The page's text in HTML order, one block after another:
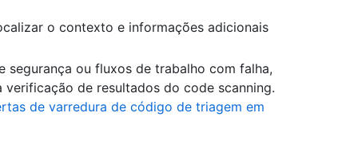
o contexto e informações adicionais
segurança ou fluxos de trabalho com falha,
de resultados do code scanning.
de varredura de código de triagem em